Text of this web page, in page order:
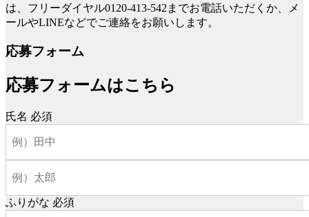
は、フリーダイヤル0120-413-542までお電話いただくか、メ
ールやLINEなどでご連絡をお願いします。
応募フォーム
応募フォームはこちら
氏名 必須
ふりがな 必須